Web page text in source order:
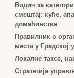
Водич за
смештај: куће,
домаћинства
Правилник о
места у Градској
Локалне таксе,
Стратегија